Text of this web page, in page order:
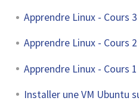
Apprendre Linux - Cours 3
Apprendre Linux - Cours 2
Apprendre Linux - Cours 1
Installer une VM Ubuntu